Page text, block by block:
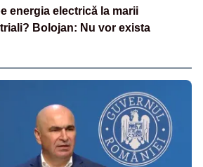
energia electrică la marii
Bolojan: Nu vor exista